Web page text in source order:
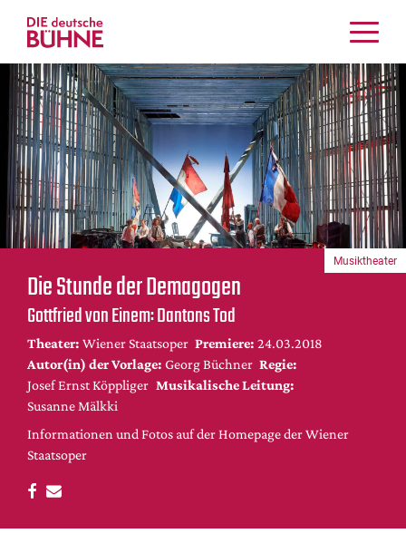
Kritiken
Schauspiel
Musiktheater
Tanz
Crossover
Bühnenwelt
Festivals & Veranstaltungen
Menschen & Theater
Themen
Internationales
Nachrufe
Medientipps
DdB-map
Kalender
Premierensuche
Festival-Planer
Die Stunde der Demagogen
Gottfried von Einem: Dantons Tod
Theater: Wiener Staatsoper Premiere: 24.03.2018
Autor(in) der Vorlage: Georg Büchner Regie:
Josef Ernst Köppliger Musikalische Leitung:
Susanne Mälkki
Informationen und Fotos auf der Homepage der Wiener
Staatsoper
Musiktheater